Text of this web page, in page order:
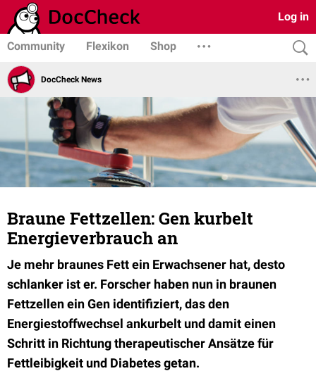
Log in
Community Flexikon Shop
DocCheck News
Braune Fettzellen: Gen kurbelt
Energieverbrauch an
Je mehr braunes Fett ein Erwachsener hat, desto
schlanker ist er. Forscher haben nun in braunen
Fettzellen ein Gen identifiziert, das den
Energiestoffwechsel ankurbelt und damit einen
Schritt in Richtung therapeutischer Ansätze für
Fettleibigkeit und Diabetes getan.